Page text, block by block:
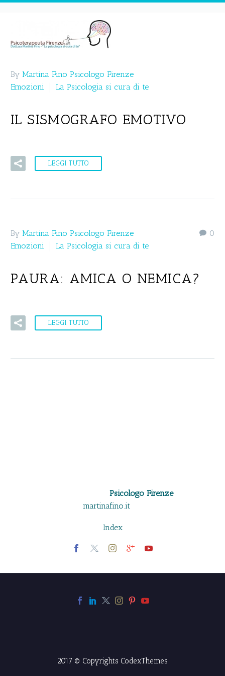
By Martina Fino Psicologo Firenze
Emozioni
La Psicologia si cura di te
IL SISMOGRAFO EMOTIVO
LEGGI TUTTO
0
By Martina Fino Psicologo Firenze
Emozioni
La Psicologia si cura di te
PAURA: AMICA O NEMICA?
LEGGI TUTTO
Psicologo Firenzecopyright
martinafino.it–
Index
2017 © Copyrights CodexThemes